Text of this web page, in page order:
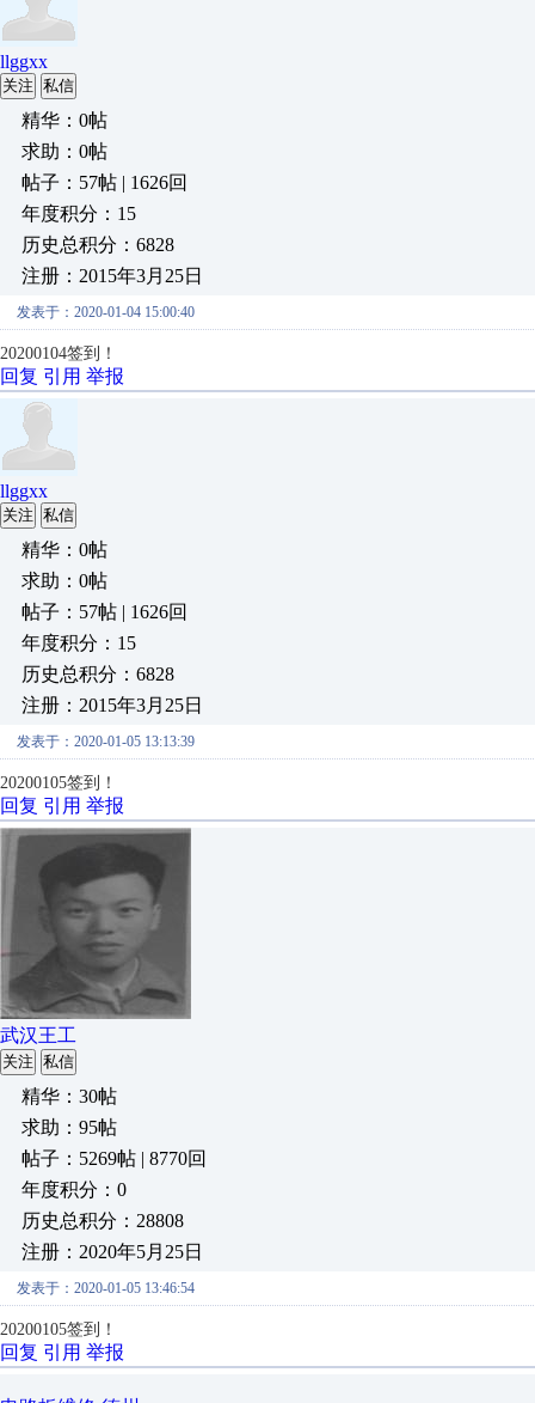
llggxx
关注 私信
精华：0帖
求助：0帖
帖子：57帖 | 1626回
年度积分：15
历史总积分：6828
注册：2015年3月25日
发表于：2020-01-04 15:00:40
20200104签到！
回复 引用 举报
llggxx
关注 私信
精华：0帖
求助：0帖
帖子：57帖 | 1626回
年度积分：15
历史总积分：6828
注册：2015年3月25日
发表于：2020-01-05 13:13:39
20200105签到！
回复 引用 举报
武汉王工
关注 私信
精华：30帖
求助：95帖
帖子：5269帖 | 8770回
年度积分：0
历史总积分：28808
注册：2020年5月25日
发表于：2020-01-05 13:46:54
20200105签到！
回复 引用 举报